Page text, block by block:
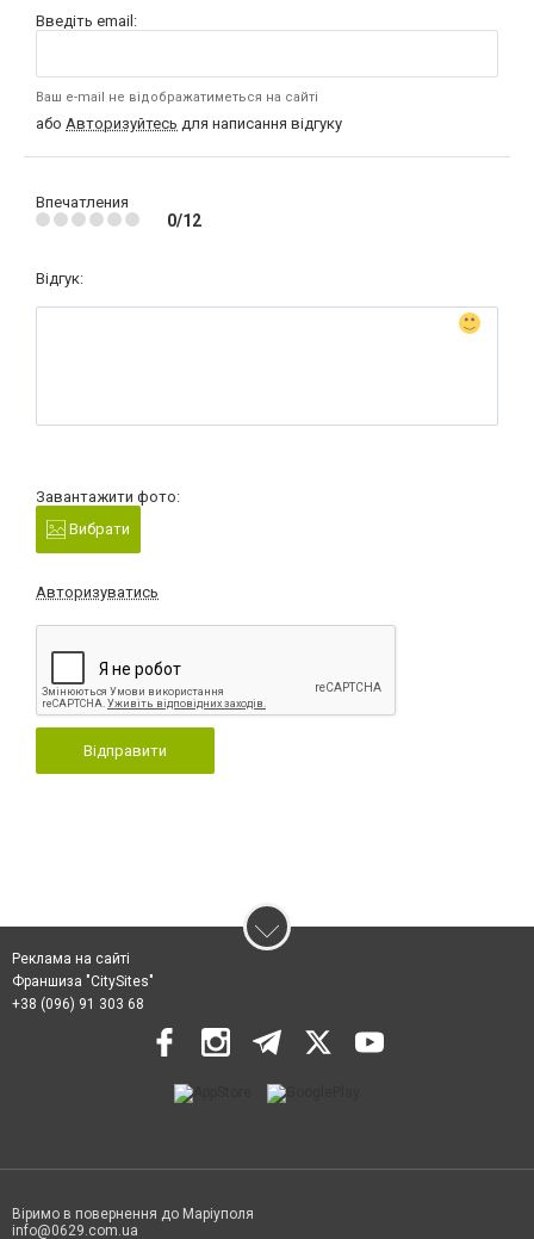
Введіть email:
Ваш e-mail не відображатиметься на сайті
або Авторизуйтесь для написання відгуку
Впечатления
0/12
Відгук:
Завантажити фото:
Вибрати
Авторизуватись
Відправити
Реклама на сайті
Франшиза "CitySites"
+38 (096) 91 303 68
Віримо в повернення до Маріуполя
info@0629.com.ua